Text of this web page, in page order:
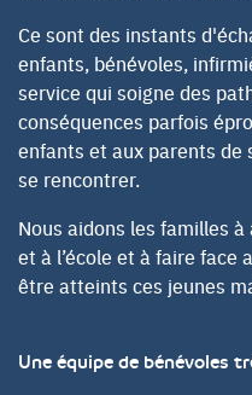
Ce sont des instants
enfants, bénévoles,
service qui soigne des
conséquences parfois
enfants et aux parents
se rencontrer.
Nous aidons les familles
et à l’école et à faire face
être atteints ces jeunes
Une équipe de bénévoles